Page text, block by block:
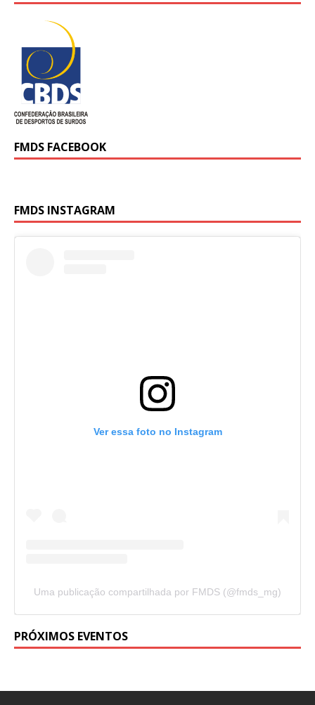
FMDS FACEBOOK
FMDS INSTAGRAM
Ver essa foto no Instagram
Uma publicação compartilhada por FMDS (@fmds_mg)
PRÓXIMOS EVENTOS